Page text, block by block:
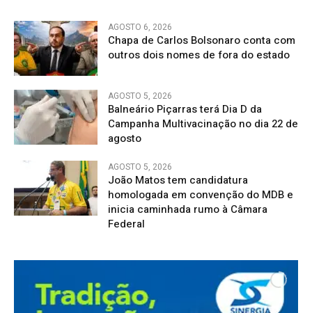
AGOSTO 6, 2026
Chapa de Carlos Bolsonaro conta com
outros dois nomes de fora do estado
AGOSTO 5, 2026
Balneário Piçarras terá Dia D da
Campanha Multivacinação no dia 22 de
agosto
AGOSTO 5, 2026
João Matos tem candidatura
homologada em convenção do MDB e
inicia caminhada rumo à Câmara
Federal